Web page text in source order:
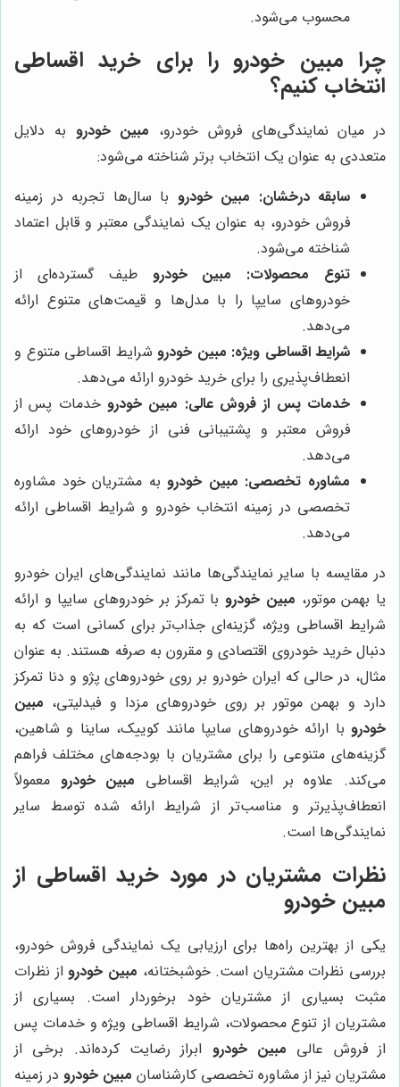
محسوب می‌شود.
چرا مبین خودرو را برای خرید اقساطی
انتخاب کنیم؟
در میان نمایندگی‌های فروش خودرو، مبین خودرو به دلایل
متعددی به عنوان یک انتخاب برتر شناخته می‌شود:
سابقه درخشان: مبین خودرو با سال‌ها تجربه در زمینه
فروش خودرو، به عنوان یک نمایندگی معتبر و قابل اعتماد
شناخته می‌شود.
تنوع محصولات:
مبین خودرو طیف گسترده‌ای از
خودروهای سایپا را با مدل‌ها و قیمت‌های متنوع ارائه
می‌دهد.
شرایط اقساطی ویژه: مبین خودرو شرایط اقساطی متنوع و
انعطاف‌پذیری را برای خرید خودرو ارائه می‌دهد.
خدمات پس از فروش عالی: مبین خودرو خدمات پس از
فروش معتبر و پشتیبانی فنی از خودروهای خود ارائه
می‌دهد.
مشاوره تخصصی: مبین خودرو به مشتریان خود مشاوره
تخصصی در زمینه انتخاب خودرو و شرایط اقساطی ارائه
می‌دهد.
در مقایسه با سایر نمایندگی‌ها مانند نمایندگی‌های ایران خودرو
یا بهمن موتور، مبین خودرو با تمرکز بر خودروهای سایپا و ارائه
شرایط اقساطی ویژه، گزینه‌ای جذاب‌تر برای کسانی است که به
دنبال خرید خودروی اقتصادی و مقرون به صرفه هستند. به عنوان
مثال، در حالی که ایران خودرو بر روی خودروهای پژو و دنا تمرکز
دارد و بهمن موتور بر روی خودروهای مزدا و فیدلیتی، مبین
خودرو با ارائه خودروهای سایپا مانند کوییک، ساینا و شاهین،
گزینه‌های متنوعی را برای مشتریان با بودجه‌های مختلف فراهم
می‌کند. علاوه بر این، شرایط اقساطی مبین خودرو معمولاً
انعطاف‌پذیرتر و مناسب‌تر از شرایط ارائه شده توسط سایر
نمایندگی‌ها است.
نظرات مشتریان در مورد خرید اقساطی از
مبین خودرو
یکی از بهترین راه‌ها برای ارزیابی یک نمایندگی فروش خودرو،
بررسی نظرات مشتریان است. خوشبختانه، مبین خودرو از نظرات
مثبت بسیاری از مشتریان خود برخوردار است. بسیاری از
مشتریان از تنوع محصولات، شرایط اقساطی ویژه و خدمات پس
از فروش عالی مبین خودرو ابراز رضایت کرده‌اند. برخی از
مشتریان نیز از مشاوره تخصصی کارشناسان مبین خودرو در زمینه